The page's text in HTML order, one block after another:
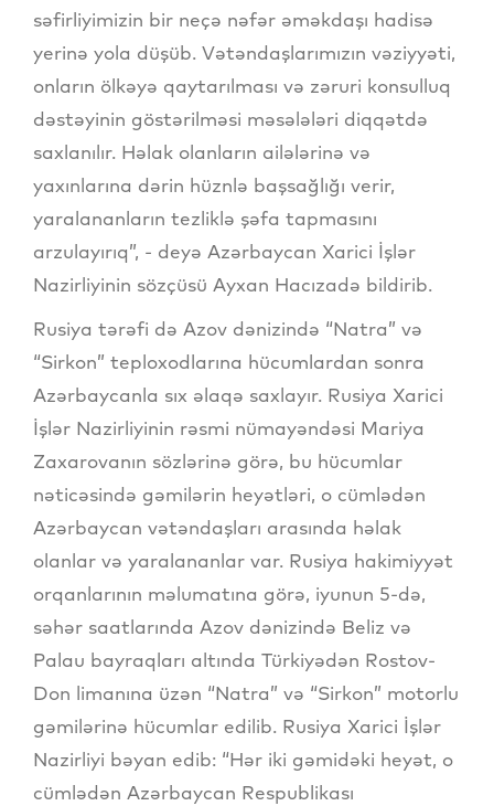
səfirliyimizin bir neçə nəfər əməkdaşı hadisə
yerinə yola düşüb. Vətəndaşlarımızın vəziyyəti,
onların ölkəyə qaytarılması və zəruri konsulluq
dəstəyinin göstərilməsi məsələləri diqqətdə
saxlanılır. Həlak olanların ailələrinə və
yaxınlarına dərin hüznlə başsağlığı verir,
yaralananların tezliklə şəfa tapmasını
arzulayırıq”, - deyə Azərbaycan Xarici İşlər
Nazirliyinin sözçüsü Ayxan Hacızadə bildirib.
Rusiya tərəfi də Azov dənizində “Natra” və
“Sirkon” teploxodlarına hücumlardan sonra
Azərbaycanla sıx əlaqə saxlayır. Rusiya Xarici
İşlər Nazirliyinin rəsmi nümayəndəsi Mariya
Zaxarovanın sözlərinə görə, bu hücumlar
nəticəsində gəmilərin heyətləri, o cümlədən
Azərbaycan vətəndaşları arasında həlak
olanlar və yaralananlar var. Rusiya hakimiyyət
orqanlarının məlumatına görə, iyunun 5-də,
səhər saatlarında Azov dənizində Beliz və
Palau bayraqları altında Türkiyədən Rostov-
Don limanına üzən “Natra” və “Sirkon” motorlu
gəmilərinə hücumlar edilib. Rusiya Xarici İşlər
Nazirliyi bəyan edib: “Hər iki gəmidəki heyət, o
cümlədən Azərbaycan Respublikası